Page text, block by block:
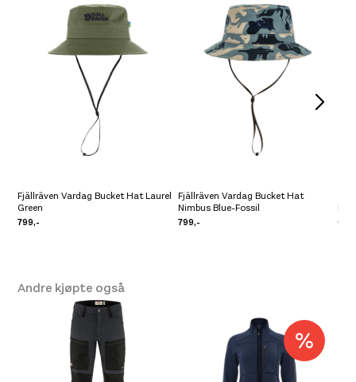
Størrelse: S/M
S/M
Størrelse: L/XL L - XL Få igjen på lager
Fjällräven Vardag Bucket Hat Laurel
Green
799,-
Fjällräven Vardag Bucket Hat
Nimbus Blue-Fossil
799,-
Andre kjøpte også